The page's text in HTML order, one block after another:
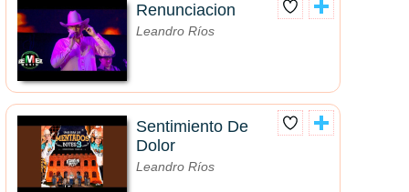
Renunciacion
Leandro Ríos
Sentimiento De
Dolor
Leandro Ríos